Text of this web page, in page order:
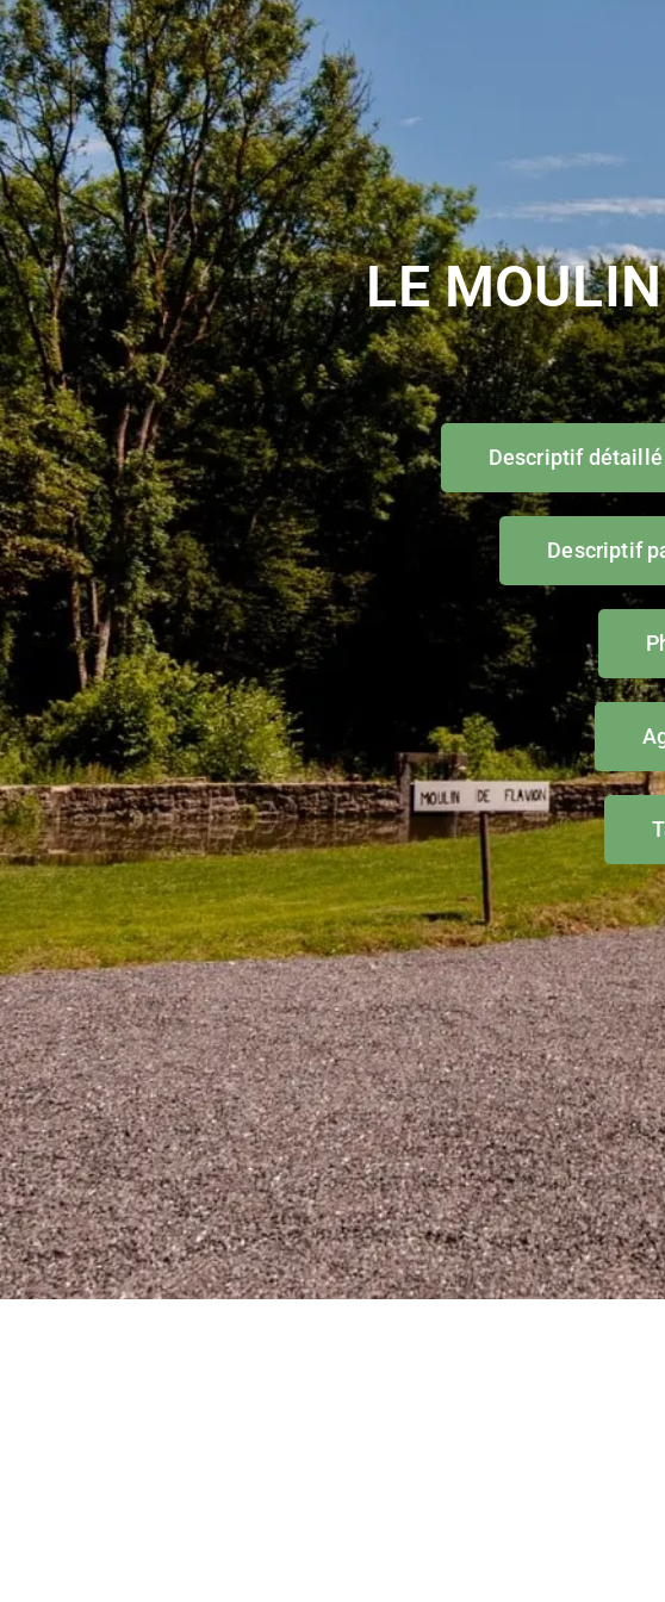
LE
Descriptif
Descriptif